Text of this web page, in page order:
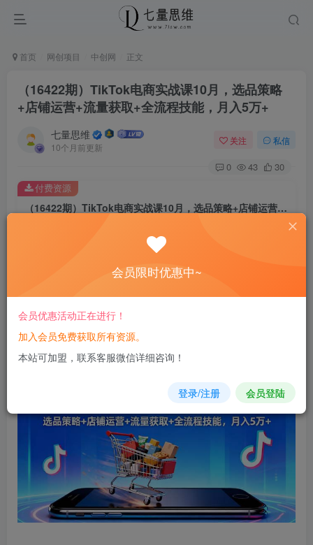
首页 网创项目 中创网 正文
（16422期）TikTok电商实战课10月，选品策略
+店铺运营+流量获取+全流程技能，月入5万+
七量思维
10个月前更新
关注 私信
0 43 30
（16422期）TikTok电商实战课10月，选品策略+店铺运营+流量获取+全流程技能，月入5万+
8.8
免费
您当前未登录！建议登陆后购买，可保存购买订单
付费资源
会员限时优惠中~
会员优惠活动正在进行！
加入会员免费获取所有资源。
本站可加盟，联系客服微信详细咨询！
登录/注册 会员登陆